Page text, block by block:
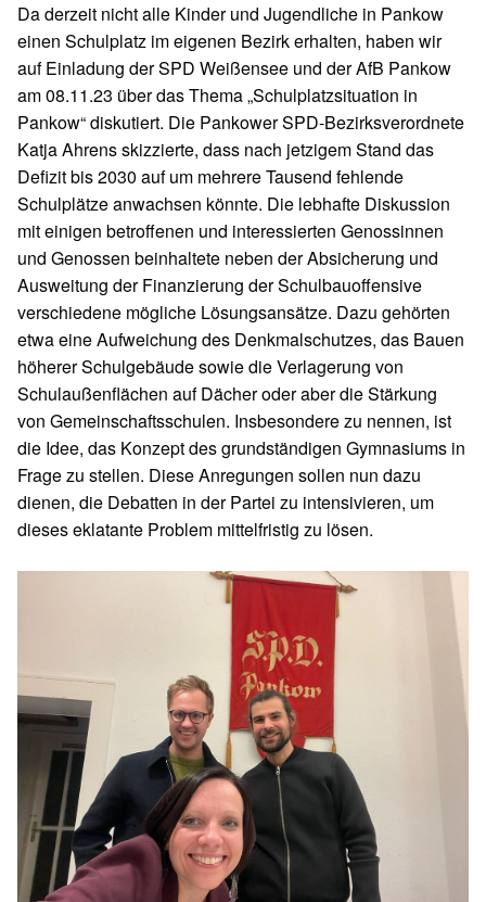
Da derzeit nicht alle Kinder und Jugendliche in Pankow
einen Schulplatz im eigenen Bezirk erhalten, haben wir
auf Einladung der SPD Weißensee und der AfB Pankow
am 08.11.23 über das Thema „Schulplatzsituation in
Pankow“ diskutiert. Die Pankower SPD-Bezirksverordnete
Katja Ahrens skizzierte, dass nach jetzigem Stand das
Defizit bis 2030 auf um mehrere Tausend fehlende
Schulplätze anwachsen könnte. Die lebhafte Diskussion
mit einigen betroffenen und interessierten Genossinnen
und Genossen beinhaltete neben der Absicherung und
Ausweitung der Finanzierung der Schulbauoffensive
verschiedene mögliche Lösungsansätze. Dazu gehörten
etwa eine Aufweichung des Denkmalschutzes, das Bauen
höherer Schulgebäude sowie die Verlagerung von
Schulaußenflächen auf Dächer oder aber die Stärkung
von Gemeinschaftsschulen. Insbesondere zu nennen, ist
die Idee, das Konzept des grundständigen Gymnasiums in
Frage zu stellen. Diese Anregungen sollen nun dazu
dienen, die Debatten in der Partei zu intensivieren, um
dieses eklatante Problem mittelfristig zu lösen.